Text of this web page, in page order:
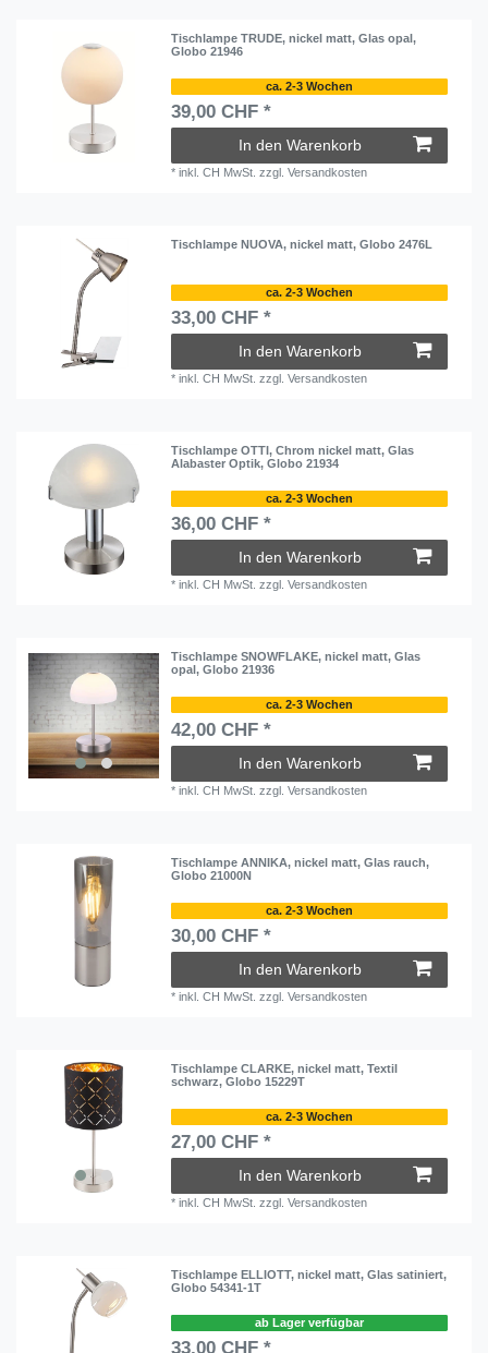
Tischlampe TRUDE, nickel matt, Glas opal,
Globo 21946
ca. 2-3 Wochen
39,00 CHF *
In den Warenkorb
*inkl. CH MwSt. zzgl.Versandkosten
Tischlampe NUOVA, nickel matt, Globo 2476L
ca. 2-3 Wochen
33,00 CHF *
In den Warenkorb
*inkl. CH MwSt. zzgl.Versandkosten
Tischlampe OTTI, Chrom nickel matt, Glas
Alabaster Optik, Globo 21934
ca. 2-3 Wochen
36,00 CHF *
In den Warenkorb
*inkl. CH MwSt. zzgl.Versandkosten
Tischlampe SNOWFLAKE, nickel matt, Glas
opal, Globo 21936
ca. 2-3 Wochen
42,00 CHF *
In den Warenkorb
*inkl. CH MwSt. zzgl.Versandkosten
Tischlampe ANNIKA, nickel matt, Glas rauch,
Globo 21000N
ca. 2-3 Wochen
30,00 CHF *
In den Warenkorb
*inkl. CH MwSt. zzgl.Versandkosten
Tischlampe CLARKE, nickel matt, Textil
schwarz, Globo 15229T
ca. 2-3 Wochen
27,00 CHF *
In den Warenkorb
*inkl. CH MwSt. zzgl.Versandkosten
Tischlampe ELLIOTT, nickel matt, Glas satiniert,
Globo 54341-1T
ab Lager verfügbar
33,00 CHF *